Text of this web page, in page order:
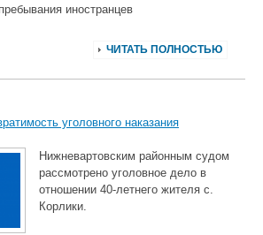
иностранцев
ЧИТАТЬ ПОЛНОСТЬЮ
уголовного наказания
Нижневартовским районным судом
рассмотрено уголовное дело в
отношении 40-летнего жителя с.
Корлики.